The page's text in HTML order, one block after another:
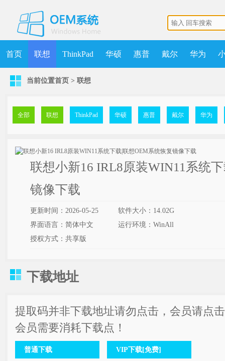
首页 联想 ThinkPad 华硕 惠普 戴尔 华为
机械师 MSDN 清华同方
当前位置首页 > 联想
全部 联想 ThinkPad 华硕 惠普 戴尔 华为
联想小新16 IRL8原装WIN11系统
镜像下载
更新时间：2026-05-25
软件大小：14.02G
界面语言：简体中文
运行环境：WinAll
授权方式：共享版
下载地址
提取码并非下载地址请勿点击，会员请点
会员需要消耗下载点！
普通下载 VIP下载[免费]